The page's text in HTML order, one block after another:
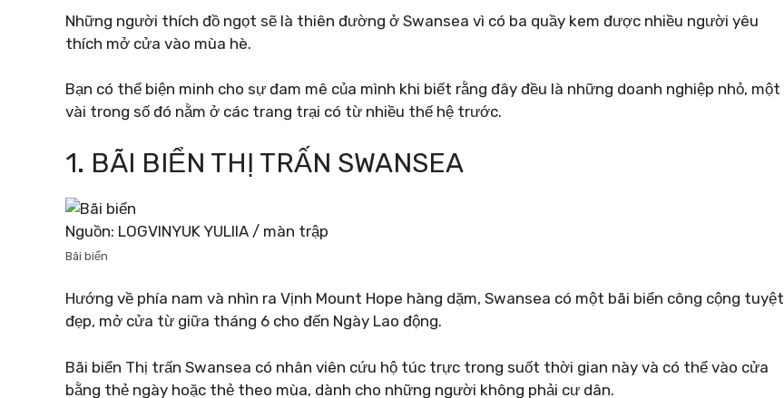
Những người thích đồ ngọt sẽ là thiên đường ở Swansea vì có ba quầy kem được nhiều người yêu
thích mở cửa vào mùa hè.
Bạn có thể biện minh cho sự đam mê của mình khi biết rằng đây đều là những doanh nghiệp nhỏ, một
vài trong số đó nằm ở các trang trại có từ nhiều thế hệ trước.
1. BÃI BIỂN THỊ TRẤN SWANSEA
Nguồn: LOGVINYUK YULIIA / màn trập
Bãi biển
Hướng về phía nam và nhìn ra Vịnh Mount Hope hàng dặm, Swansea có một bãi biển công cộng tuyệt
đẹp, mở cửa từ giữa tháng 6 cho đến Ngày Lao động.
Bãi biển Thị trấn Swansea có nhân viên cứu hộ túc trực trong suốt thời gian này và có thể vào cửa
bằng thẻ ngày hoặc thẻ theo mùa, dành cho những người không phải cư dân.